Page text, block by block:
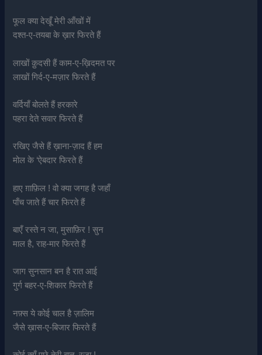
फूल क्या देखूँ मेरी आँखों में
दश्त-ए-तयबा के ख़ार फिरते हैं
लाखों क़ुदसी हैं काम-ए-ख़िदमत पर
लाखों गिर्द-ए-मज़ार फिरते हैं
वर्दियाँ बोलते हैं हरकारे
पहरा देते सवार फिरते हैं
रखिए जैसे हैं ख़ाना-ज़ाद हैं हम
मोल के ‘ऐबदार फिरते हैं
हाए ग़ाफ़िल ! वो क्या जगह है जहाँ
पाँच जाते हैं चार फिरते हैं
बाएँ रस्ते न जा, मुसाफ़िर ! सुन
माल है, राह-मार फिरते हैं
जाग सुनसान बन है रात आई
गुर्ग बहर-ए-शिकार फिरते हैं
नफ़्स ये कोई चाल है ज़ालिम
जैसे ख़ास-ए-बिजार फिरते हैं